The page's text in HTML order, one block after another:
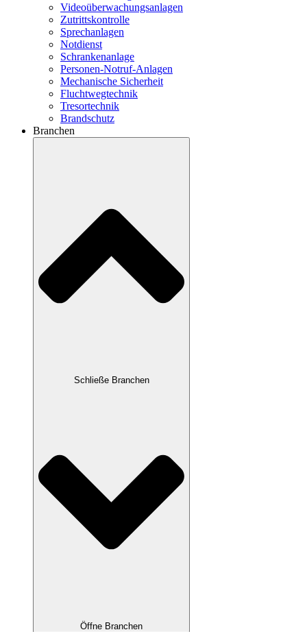
Videoüberwachungsanlagen
Zutrittskontrolle
Sprechanlagen
Notdienst
Schrankenanlage
Personen-Notruf-Anlagen
Mechanische Sicherheit
Fluchtwegtechnik
Tresortechnik
Brandschutz
Branchen
Schließe Branchen
Öffne Branchen